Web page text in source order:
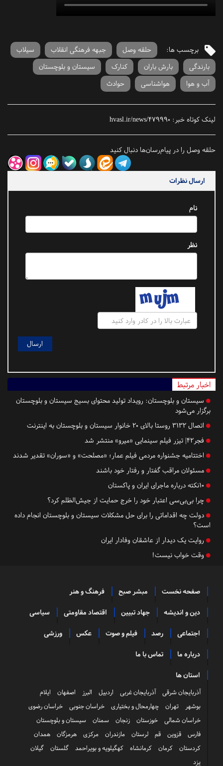
برچسب ها: حلقه وصل جبهه فرهنگی انقلاب
سیلاب
بارندگی
بارش باران کنارک
سیستان و بلوچستان
آب و هوا
هواشناسی حوادث
لینک کوتاه خبر: hvasl.ir/news/479990
حلقه وصل را در پیام‌رسان‌ها دنبال کنید
ارسال نظرات
نام
نظر
اخبار مرتبط
سیستان و بلوچستان: رویداد تولید محتوای بسیج سیستان و بلوچستان
برگزار می‌شود
اتصال ۳۱۳۲ روستا بالای ۲۰ خانوار سیستان‌ و بلوچستان به اینترنت
فجر42| تیزر فیلم سینمایی «میرو» منتشر شد
اختتامیه جشنواره مردمی فیلم عمار؛ «مصلحت» و «سوران» تقدیر شدند
مسئولان مراقب گفتار و رفتار خود باشند
10نکته درباره ماجرای ایران و پاکستان
چرا بی‌بی‌سی اعتبار خود را خرج حمایت از جیش‌الظلم کرد؟
دولت چه اقداماتی را برای حل مشکلات سیستان و بلوچستان انجام داده
است؟
روایت یک دیدار از عاشقان وفادار ایران
وقت خواب نیست!
صفحه نخست مبشر صبح فرهنگ و هنر
دین و اندیشه جهاد تبیین اقتصاد مقاومتی سیاسی
اجتماعی رصد فیلم و صوت عکس ورزشی
درباره ما تماس با ما
استان ها
آذربایجان شرقی آذربایجان غربی اردبیل البرز اصفهان
ایلام
بوشهر
تهران چهارمحال و بختیاری خراسان جنوبی
خراسان رضوی
خراسان شمالی
خوزستان زنجان سمنان
سیستان و بلوچستان
فارس
قزوین قم لرستان مازندران مرکزی هرمزگان
همدان
کردستان
کرمان کرمانشاه کهگیلویه و بویراحمد گلستان
گیلان
یزد